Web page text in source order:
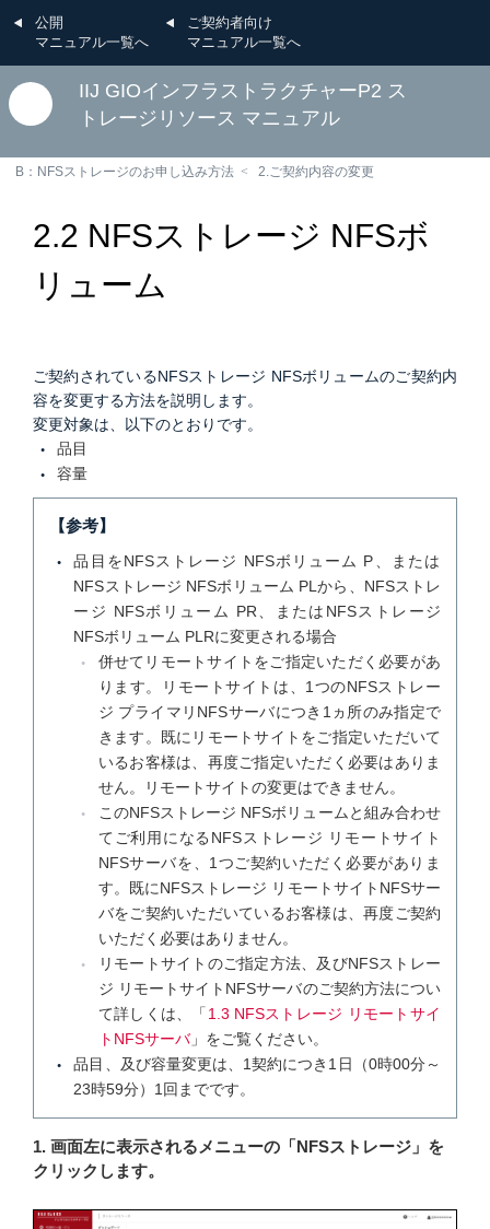
公開
マニュアル一覧へ
ご契約者向け
マニュアル一覧へ
IIJ GIOインフラストラクチャーP2 ス
トレージリソース マニュアル
B：NFSストレージのお申し込み方法 2.ご契約内容の変更
2.2 NFSストレージ NFSボ
リューム
ご契約されているNFSストレージ NFSボリュームのご契約内
容を変更する方法を説明します。
変更対象は、以下のとおりです。
品目
容量
【参考】
品目をNFSストレージ NFSボリューム P、または
NFSストレージ NFSボリューム PLから、NFSストレ
ージ NFSボリューム PR、またはNFSストレージ
NFSボリューム PLRに変更される場合
併せてリモートサイトをご指定いただく必要があ
ります。リモートサイトは、1つのNFSストレー
ジ プライマリNFSサーバにつき1ヵ所のみ指定で
きます。既にリモートサイトをご指定いただいて
いるお客様は、再度ご指定いただく必要はありま
せん。リモートサイトの変更はできません。
このNFSストレージ NFSボリュームと組み合わせ
てご利用になるNFSストレージ リモートサイト
NFSサーバを、1つご契約いただく必要がありま
す。既にNFSストレージ リモートサイトNFSサー
バをご契約いただいているお客様は、再度ご契約
いただく必要はありません。
リモートサイトのご指定方法、及びNFSストレー
ジ リモートサイトNFSサーバのご契約方法につい
て詳しくは、「 1.3 NFSストレージ リモートサイ
トNFSサーバ」をご覧ください。
品目、及び容量変更は、1契約につき1日（0時00分～
23時59分）1回までです。
1. 画面左に表示されるメニューの「NFSストレージ」を
クリックします。